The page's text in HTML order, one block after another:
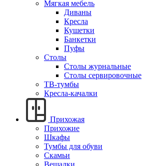
Мягкая мебель
Диваны
Кресла
Кушетки
Банкетки
Пуфы
Столы
Столы журнальные
Столы сервировочные
ТВ-тумбы
Кресла-качалки
Прихожая
Прихожие
Шкафы
Тумбы для обуви
Скамьи